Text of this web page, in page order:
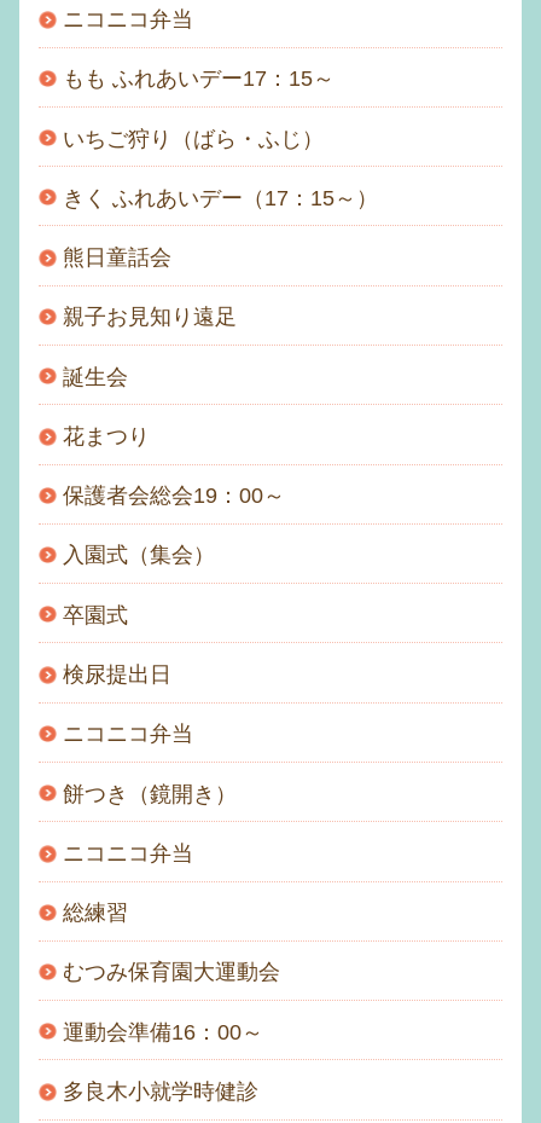
ニコニコ弁当
もも ふれあいデー17：15～
いちご狩り（ばら・ふじ）
きく ふれあいデー（17：15～）
熊日童話会
親子お見知り遠足
誕生会
花まつり
保護者会総会19：00～
入園式（集会）
卒園式
検尿提出日
ニコニコ弁当
餅つき（鏡開き）
ニコニコ弁当
総練習
むつみ保育園大運動会
運動会準備16：00～
多良木小就学時健診